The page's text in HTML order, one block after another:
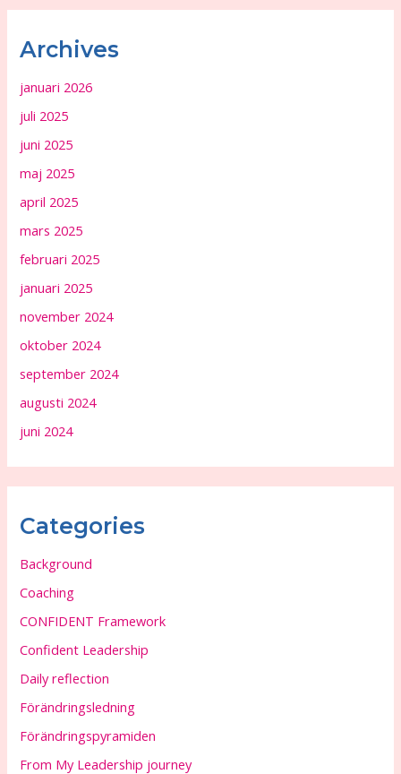
Archives
januari 2026
juli 2025
juni 2025
maj 2025
april 2025
mars 2025
februari 2025
januari 2025
november 2024
oktober 2024
september 2024
augusti 2024
juni 2024
Categories
Background
Coaching
CONFIDENT Framework
Confident Leadership
Daily reflection
Förändringsledning
Förändringspyramiden
From My Leadership journey